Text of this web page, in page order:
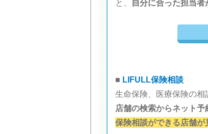
と、
自分に合った担当
■ LIFULL保険相談
生命保険、医療保険の相
店舗の検索からネット予
保険相談ができる店舗が